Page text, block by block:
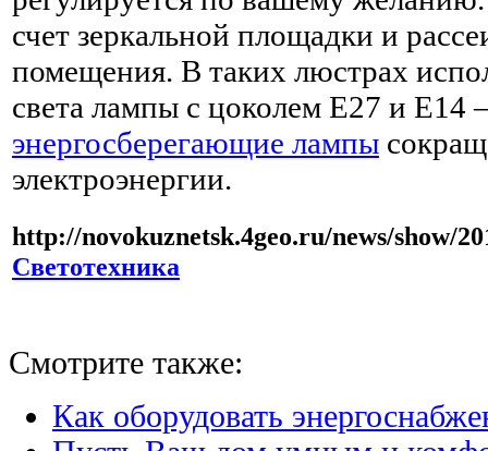
счет зеркальной площадки и
помещения. В таких люстрах
света лампы с цоколем Е27 и Е14
энергосберегающие лампы
электроэнергии.
http://novokuznetsk.4geo.ru/news/show/
Светотехника
Смотрите также:
Как оборудовать